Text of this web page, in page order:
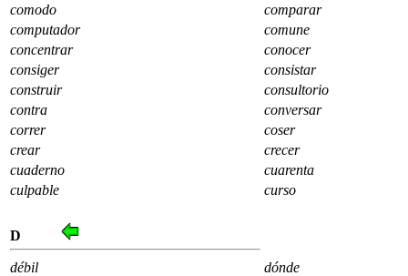
comodo
comparar
computador
comune
concentrar
conocer
consiger
consistar
construir
consultorio
contra
conversar
correr
coser
crear
crecer
cuaderno
cuarenta
culpable
curso
D
débil
dónde